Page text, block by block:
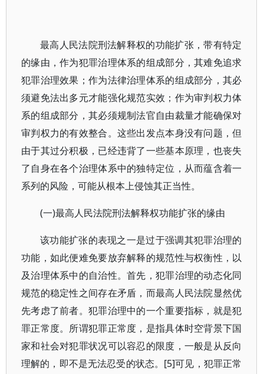
最高人民法院刑法解释权的功能扩张，带有特定
的缘由，作为犯罪治理体系的组成部分，其难免追求
犯罪治理效果；作为法律治理体系的组成部分，其必
须避免法出多元才能强化规范实效；作为审判权力体
系的组成部分，其必须规制法官自由裁量才能确保对
审判权力的有效整合。这些出发点本身没有问题，但
由于其过分积极，已经违背了一些基本原理，也丧失
了自身在各个治理体系中的独特定位，从而蕴含着一
系列的风险，可能从根本上侵蚀其正当性。
(一)最高人民法院刑法解释权功能扩张的缘由
该功能扩张的表现之一是过于强调其犯罪治理的
功能，如此便难免要放弃解释的规范性与权衡性，以
及治理体系中的自治性。首先，犯罪治理的动态化同
规范的稳定性之间存在矛盾，而最高人民法院显然优
先考虑了前者。犯罪治理中的一个重要指标，就是犯
罪正常度。所谓犯罪正常度，是指具体时空背景下国
家和社会对犯罪状况可以容忍的限度，一般是从反向
理解的，即不是无法忍受的状态。[5]可见，犯罪正常